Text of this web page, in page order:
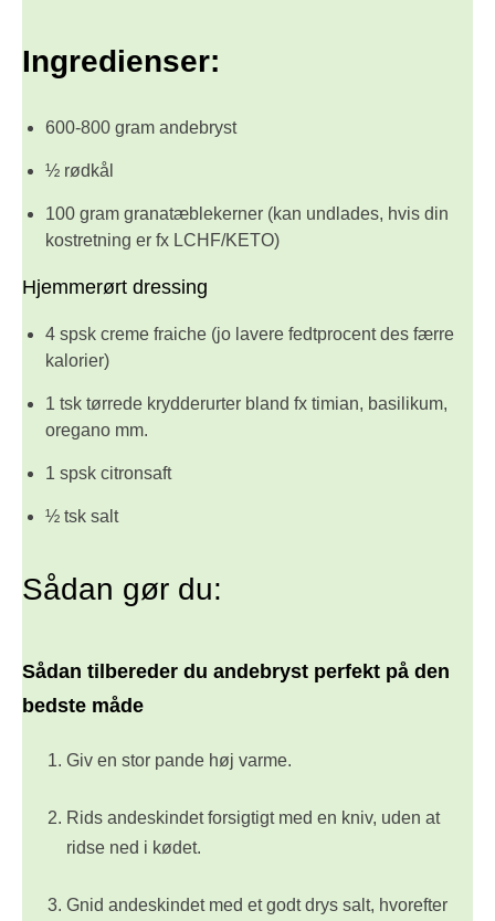
Ingredienser:
600-800 gram andebryst
½ rødkål
100 gram granatæblekerner (kan undlades, hvis din
kostretning er fx LCHF/KETO)
Hjemmerørt dressing
4 spsk creme fraiche (jo lavere fedtprocent des færre
kalorier)
1 tsk tørrede krydderurter bland fx timian, basilikum,
oregano mm.
1 spsk citronsaft
½ tsk salt
Sådan gør du:
Sådan tilbereder du andebryst perfekt på den
bedste måde
Giv en stor pande høj varme.
Rids andeskindet forsigtigt med en kniv, uden at
ridse ned i kødet.
Gnid andeskindet med et godt drys salt, hvorefter